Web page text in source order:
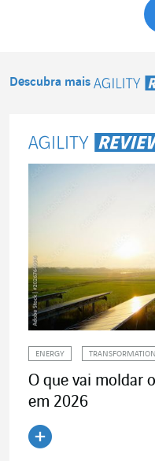
Descubra mais
ENERGY TRANSFORMATION
O que vai moldar
em 2026